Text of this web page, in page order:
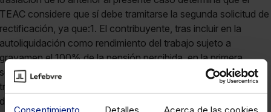
Consentimiento Detalles Acerca de las cookies
TEAC considere que sí debe tramitarse la segunda solicitud de
rectificación, ya que:1. El contribuyente, tras incluir en la
autoliquidación como rendimiento del trabajo sujeto a
gravamen el 100% de la pensión percibida, en la primera
solicitud de rectificación solicitó reducir el rendimiento del
trabajo sujeto a imposición en una cuantía específica (el 25%
de la parte de la pensión correspondiente a las aportaciones